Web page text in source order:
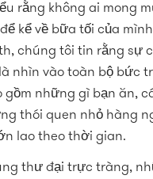
rằng không ai mong
kể về bữa tối của
chúng tôi tin rằng sự
nhìn vào toàn bộ bức
gồm những gì bạn ăn,
thói quen nhỏ hàng
lao theo thời gian.
thư đại trực tràng,